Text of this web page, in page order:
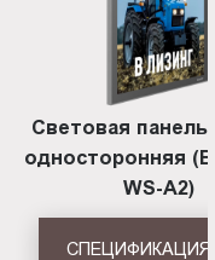
Световая панель
односторонняя
WS-A2)
СПЕЦИФИКАЦИЯ